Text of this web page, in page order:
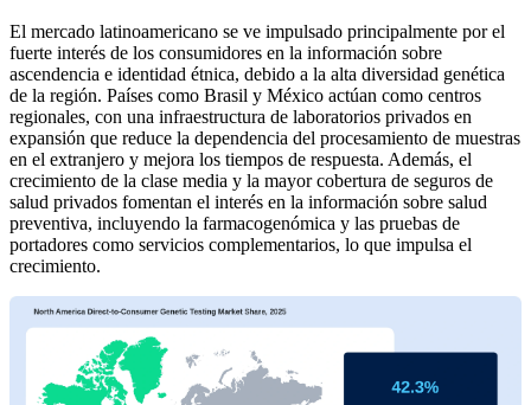
El mercado latinoamericano se ve impulsado principalmente por el
fuerte interés de los consumidores en la información sobre
ascendencia e identidad étnica, debido a la alta diversidad genética
de la región. Países como Brasil y México actúan como centros
regionales, con una infraestructura de laboratorios privados en
expansión que reduce la dependencia del procesamiento de muestras
en el extranjero y mejora los tiempos de respuesta. Además, el
crecimiento de la clase media y la mayor cobertura de seguros de
salud privados fomentan el interés en la información sobre salud
preventiva, incluyendo la farmacogenómica y las pruebas de
portadores como servicios complementarios, lo que impulsa el
crecimiento.